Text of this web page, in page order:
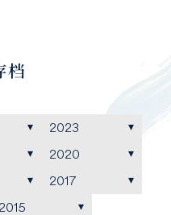
档
2023
2020
2017
2015